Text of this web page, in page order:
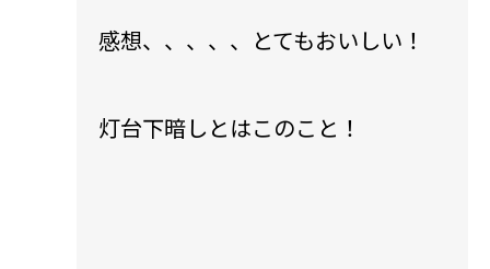
感想、、、、、とてもおいしい！
灯台下暗しとはこのこと！